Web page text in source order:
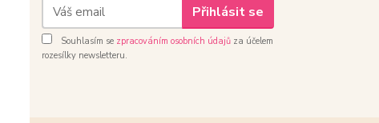
Přihlásit se
Souhlasím se zpracováním osobních údajů za účelem
rozesílky newsletteru.